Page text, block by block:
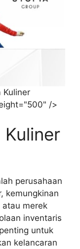
Kuliner
/>
perusahaan
kemungkinan
atau merek
inventaris
untuk
kelancaran